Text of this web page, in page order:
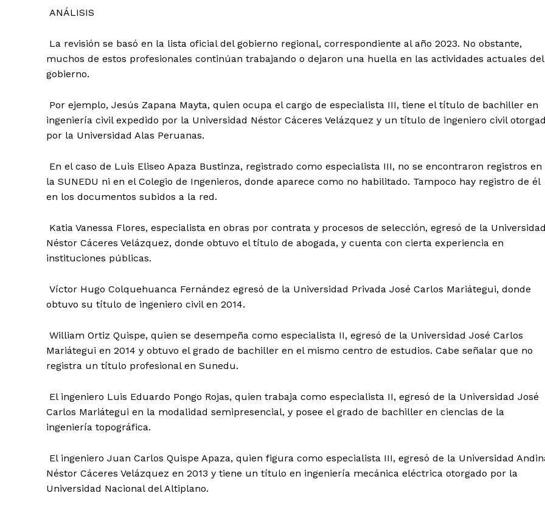
Diario los Andes
Prensa
ANÁLISIS
La revisión se basó en la lista oficial del gobierno regional, correspondiente al año 2023. No obstante,
muchos de estos profesionales continúan trabajando o dejaron una huella en las actividades actuales del
gobierno.
Por ejemplo, Jesús Zapana Mayta, quien ocupa el cargo de especialista III, tiene el título de bachiller en
ingeniería civil expedido por la Universidad Néstor Cáceres Velázquez y un título de ingeniero civil
por la Universidad Alas Peruanas.
En el caso de Luis Eliseo Apaza Bustinza, registrado como especialista III, no se encontraron registros en
la SUNEDU ni en el Colegio de Ingenieros, donde aparece como no habilitado. Tampoco hay registro de él
en los documentos subidos a la red.
Katia Vanessa Flores, especialista en obras por contrata y procesos de selección, egresó de la
Néstor Cáceres Velázquez, donde obtuvo el título de abogada, y cuenta con cierta experiencia en
instituciones públicas.
Víctor Hugo Colquehuanca Fernández egresó de la Universidad Privada José Carlos Mariátegui, donde
obtuvo su título de ingeniero civil en 2014.
William Ortiz Quispe, quien se desempeña como especialista II, egresó de la Universidad José Carlos
Mariátegui en 2014 y obtuvo el grado de bachiller en el mismo centro de estudios. Cabe señalar que no
registra un título profesional en Sunedu.
El ingeniero Luis Eduardo Pongo Rojas, quien trabaja como especialista II, egresó de la Universidad José
Carlos Mariátegui en la modalidad semipresencial, y posee el grado de bachiller en ciencias de la
ingeniería topográfica.
El ingeniero Juan Carlos Quispe Apaza, quien figura como especialista III, egresó de la Universidad
Néstor Cáceres Velázquez en 2013 y tiene un título en ingeniería mecánica eléctrica otorgado por la
Universidad Nacional del Altiplano.